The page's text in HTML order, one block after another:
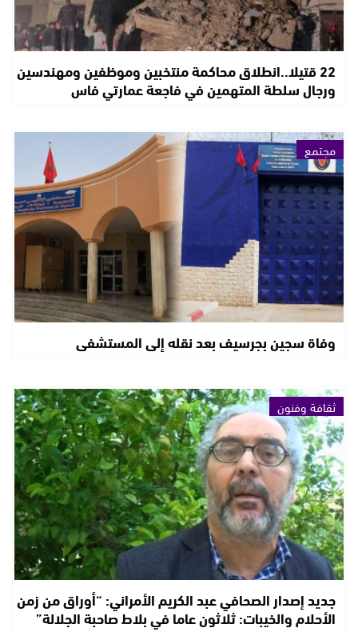
22 قتيلا..انطلاق محاكمة منتخبين وموظفين ومهندسين
ورجال سلطة المتهمين في فاجعة عمارتي فاس
مجتمع
وفاة سجين بجرسيف بعد نقله إلى المستشفى
ثقافة وفنون
جديد إصدار الصحافي عبد الكريم الأمراني: “أوراق من زمن
الأحلام والخيبات: ثلاثون عاما في بلاط صاحبة الجلالة”